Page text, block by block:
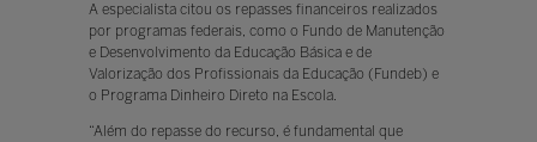
A especialista citou os repasses financeiros realizados
por programas federais, como o Fundo de Manutenção
e Desenvolvimento da Educação Básica e de
Valorização dos Profissionais da Educação (Fundeb) e
o Programa Dinheiro Direto na Escola.
“Além do repasse do recurso, é fundamental que